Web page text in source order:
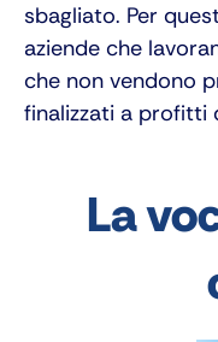
sbagliato. Per
aziende che
che non vendono
finalizzati a profitti
La